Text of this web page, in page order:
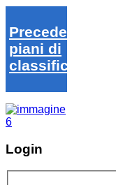
Precedenti
piani di
classifica
Login